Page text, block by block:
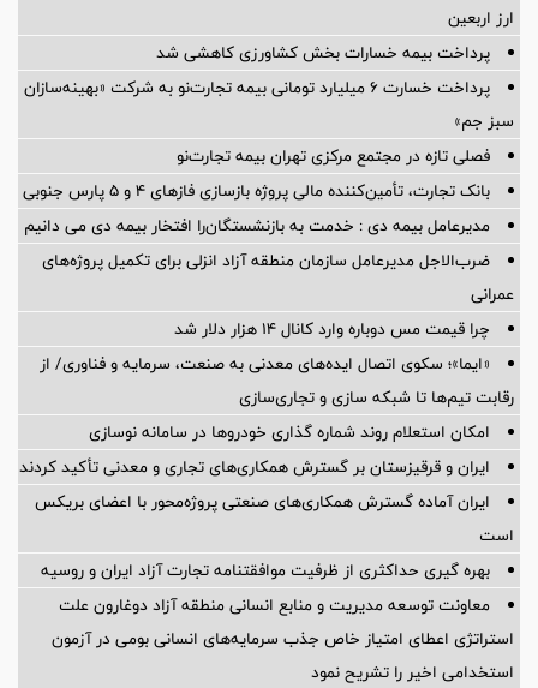
ارز اربعین
پرداخت بیمه خسارات بخش کشاورزی کاهشی شد
پرداخت خسارت ۶ میلیارد تومانی بیمه تجارت‌نو به شرکت «بهینه‌سازان
سبز جم»
فصلی تازه در مجتمع مرکزی تهران بیمه تجارت‌نو
بانک تجارت، تأمین‌کننده مالی پروژه بازسازی فازهای ۴ و ۵ پارس جنوبی
مدیرعامل بیمه دی : خدمت به بازنشستگان‌را افتخار بیمه دی می دانیم
ضرب‌الاجل مدیرعامل سازمان منطقه آزاد انزلی برای تكمیل پروژه‌های
عمرانی
چرا قیمت مس دوباره وارد کانال ۱۴ هزار دلار شد
«ایما»؛ سکوی اتصال ایده‌های معدنی به صنعت، سرمایه و فناوری/ از
رقابت تیم‌ها تا شبکه سازی و تجاری‌سازی
امکان استعلام روند شماره گذاری خودروها در سامانه نوسازی
ایران و قرقیزستان بر گسترش همکاری‌های تجاری و معدنی تأکید کردند
ایران آماده گسترش همکاری‌های صنعتی پروژه‌محور با اعضای بریکس
است
بهره گیری حداکثری از ظرفیت موافقتنامه تجارت آزاد ایران و روسیه
معاونت توسعه مدیریت و منابع انسانی منطقه آزاد دوغارون علت
استراتژی اعطای امتیاز خاص جذب سرمایه‌های انسانی بومی در آزمون
استخدامی اخیر را تشریح نمود